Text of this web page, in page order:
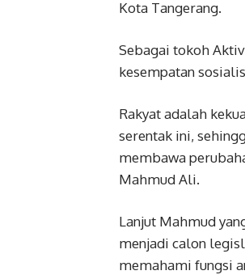
Kota Tangerang.
Sebagai tokoh
kesempatan
Rakyat adalah
serentak ini,
membawa
Mahmud Ali.
Lanjut Mahmud
menjadi calon
memahami fungsi